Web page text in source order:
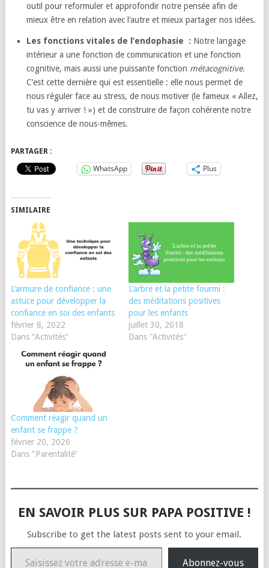
outil pour reformuler et approfondir notre pensée afin de
mieux être en relation avec l’autre et mieux partager nos idées.
Les fonctions vitales de l’endophasie : Notre langage
intérieur a une fonction de communication et une fonction
cognitive, mais aussi une puissante fonction métacognitive.
C’est cette dernière qui est essentielle : elle nous permet de
nous réguler face au stress, de nous motiver (le fameux « Allez,
tu vas y arriver ! ») et de construire de façon cohérente notre
conscience de nous-mêmes.
PARTAGER :
WhatsApp Plus
SIMILAIRE
L’armure de confiance : une
astuce pour développer la
confiance en soi des enfants
février 8, 2022
Dans "Activités"
L’arbre et la petite fourmi :
des méditations positives
pour les enfants
juillet 30, 2018
Dans "Activités"
Comment réagir quand un
enfant se frappe ?
février 20, 2026
Dans "Parentalité"
EN SAVOIR PLUS SUR PAPA POSITIVE !
Subscribe to get the latest posts sent to your email.
Saisissez votre adresse e-mail…
Abonnez-vous